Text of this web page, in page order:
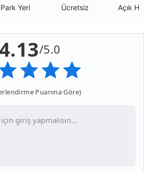
Park Yeri Ücretsiz Açık
/5.0
Puanına Göre)